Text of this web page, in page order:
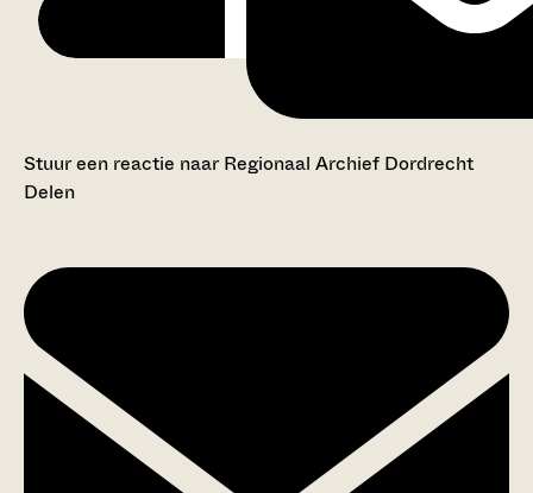
Stuur een reactie naar Regionaal Archief Dordrecht
Delen